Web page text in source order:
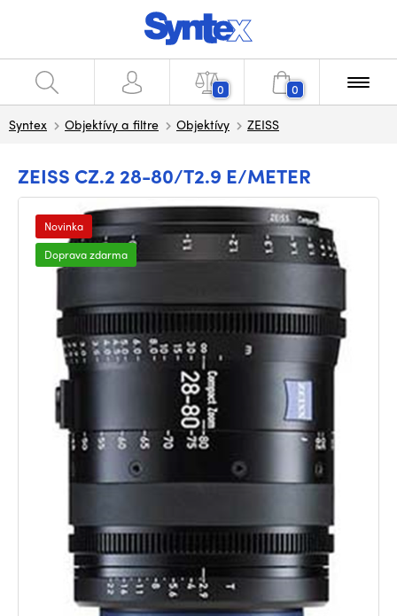
0 0
Syntex Objektívy a filtre Objektívy ZEISS
ZEISS CZ.2 28-80/T2.9 E/METER
Novinka
Doprava zdarma